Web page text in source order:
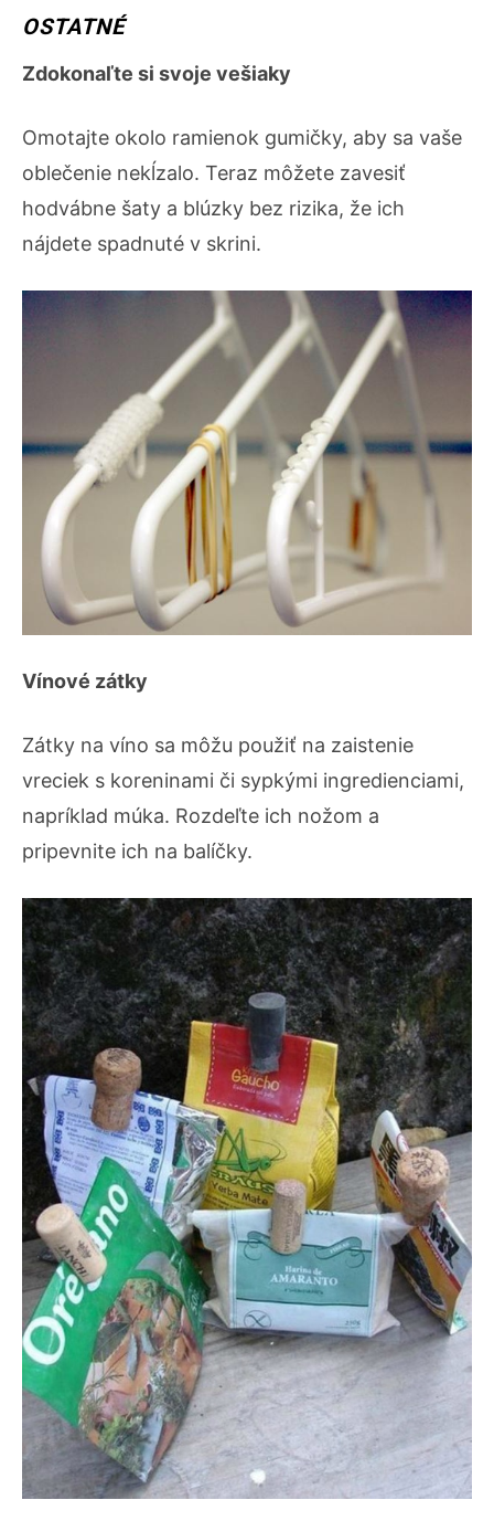
OSTATNÉ
Zdokonaľte si svoje vešiaky
Omotajte okolo ramienok gumičky, aby sa vaše
oblečenie nekĺzalo. Teraz môžete zavesiť
hodvábne šaty a blúzky bez rizika, že ich
nájdete spadnuté v skrini.
Vínové zátky
Zátky na víno sa môžu použiť na zaistenie
vreciek s koreninami či sypkými ingredienciami,
napríklad múka. Rozdeľte ich nožom a
pripevnite ich na balíčky.